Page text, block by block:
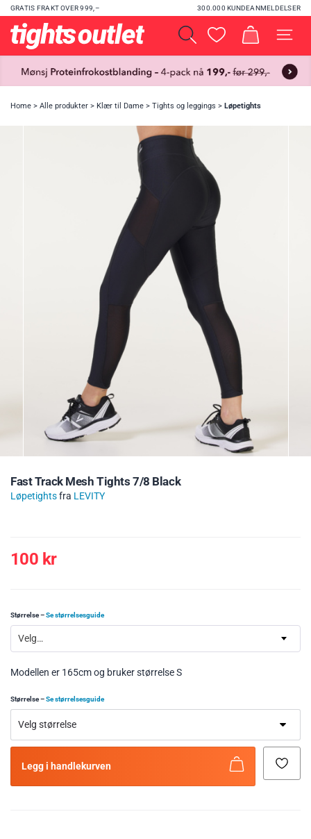
GRATIS FRAKT OVER 999,– 300.000 KUNDEANMELDELSER
Home > Alle produkter > Klær til Dame > Tights og leggings > Løpetights
Fast Track Mesh Tights 7/8 Black
Løpetightsfra LEVITY
100 kr
Størrelse–Se størrelsesguide
Velg…
Modellen er 165cm og bruker størrelse S
Størrelse–Se størrelsesguide
Legg i handlekurven